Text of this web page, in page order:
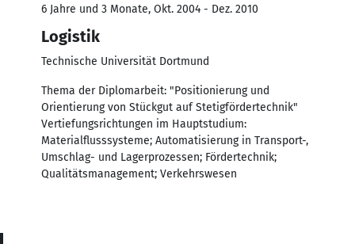
6 Jahre und 3 Monate, Okt. 2004 - Dez. 2010
Logistik
Technische Universität Dortmund
Thema der Diplomarbeit: "Positionierung und
Orientierung von Stückgut auf Stetigfördertechnik"
Vertiefungsrichtungen im Hauptstudium:
Materialflusssysteme; Automatisierung in Transport-,
Umschlag- und Lagerprozessen; Fördertechnik;
Qualitätsmanagement; Verkehrswesen